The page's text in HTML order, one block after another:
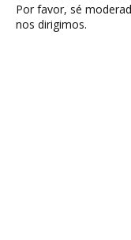
Por favor, sé
nos dirigimos.